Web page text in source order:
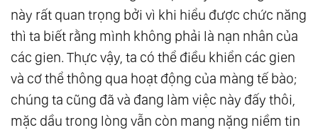
này rất quan trọng bởi vì khi hiểu được chức năng
thì ta biết rằng mình không phải là nạn nhân của
các gien. Thực vậy, ta có thể điều khiển các gien
và cơ thể thông qua hoạt động của màng tế bào;
chúng ta cũng đã và đang làm việc này đấy thôi,
mặc dầu trong lòng vẫn còn mang nặng niềm tin